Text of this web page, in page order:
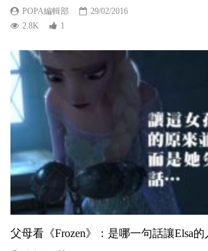
POPA編輯部
29/02/2016
2.8K
1
父母看《Frozen》：是哪一句話讓Elsa